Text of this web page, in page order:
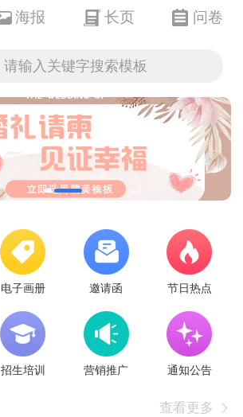
海报 长页 问卷
请输入关键字搜索模板
电子画册 邀请函 节日热点
招生培训 营销推广 通知公告
查看更多 